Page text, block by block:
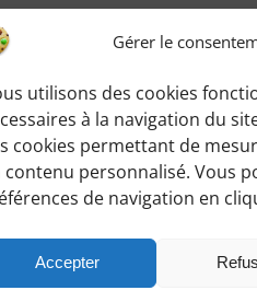
Gérer le
utilisons des cookies
à la navigation du
cookies permettant de
contenu personnalisé. Vous
de navigation en
Accepter
VP [SUR
voir "Petite maman" de Céline
en priorité aux spectateurs.